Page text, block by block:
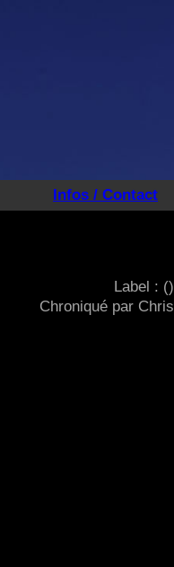
Infos / Contact
Label : ()
Chroniqué par Chris